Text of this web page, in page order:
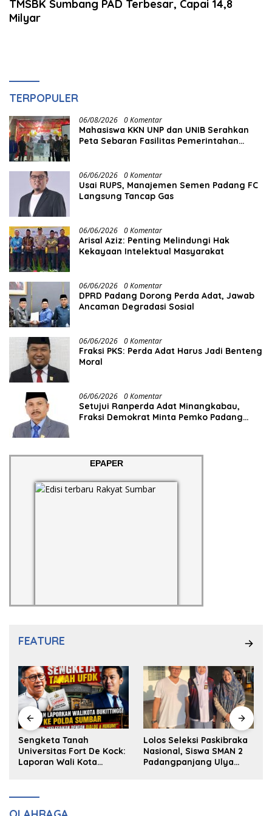
TMSBK Sumbang PAD Terbesar, Capai 14,8
Milyar
TERPOPULER
06/08/2026 0 Komentar
Mahasiswa KKN UNP dan UNIB Serahkan
Peta Sebaran Fasilitas Pemerintahan
06/06/2026 0 Komentar
Usai RUPS, Manajemen Semen Padang FC
Langsung Tancap Gas
06/06/2026 0 Komentar
Arisal Aziz: Penting Melindungi Hak
Kekayaan Intelektual Masyarakat
06/06/2026 0 Komentar
DPRD Padang Dorong Perda Adat, Jawab
Ancaman Degradasi Sosial
06/06/2026 0 Komentar
Fraksi PKS: Perda Adat Harus Jadi Benteng
Moral
06/06/2026 0 Komentar
Setujui Ranperda Adat Minangkabau,
Fraksi Demokrat Minta Pemko Padang
EPAPER
FEATURE
Sengketa Tanah
Universitas Fort De Kock:
Laporan Wali Kota
Lolos Seleksi Paskibraka
Nasional, Siswa SMAN 2
Padangpanjang Ulya